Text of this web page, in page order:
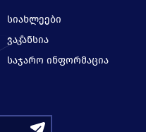
სიახლეები
ვაკანსია
საჯარო ინფორმაცია